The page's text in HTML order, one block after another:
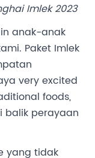
Imlek 2023
anak-anak
Paket Imlek
very excited
foods,
balik perayaan
yang tidak